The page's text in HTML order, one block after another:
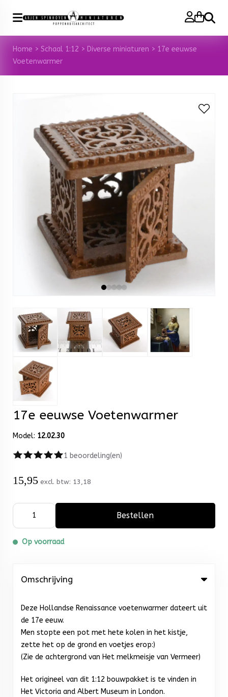
Zoeken
Home > Schaal 1:12 > Diverse miniaturen > 17e eeuwse
Voetenwarmer
17e eeuwse Voetenwarmer
Model: 12.02.30
1 beoordeling(en)
15,95 excl. btw: 13,18
Bestellen
Op voorraad
Omschrijving
Deze Hollandse Renaissance voetenwarmer dateert uit
de 17e eeuw.
Men stopte een pot met hete kolen in het kistje,
zette het op de grond en voetjes erop:)
(Zie de achtergrond van Het melkmeisje van Vermeer)
Het origineel van dit 1:12 bouwpakket is te vinden in
Het Victoria and Albert Museum in London.